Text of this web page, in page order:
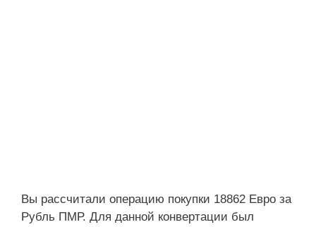
Вы рассчитали операцию покупки 18862 Евро за
Рубль ПМР. Для данной конвертации был